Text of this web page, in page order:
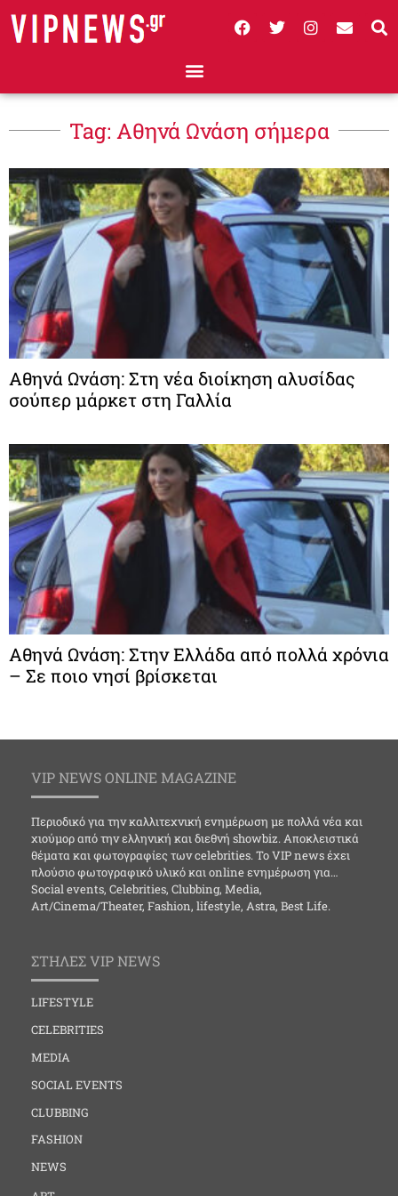
Tag: Αθηνά Ωνάση σήμερα
Αθηνά Ωνάση: Στη νέα διοίκηση αλυσίδας
σούπερ μάρκετ στη Γαλλία
Αθηνά Ωνάση: Στην Ελλάδα από πολλά χρόνια
– Σε ποιο νησί βρίσκεται
VIP NEWS ONLINE MAGAZINE
Περιοδικό για την καλλιτεχνική ενημέρωση με πολλά νέα και
χιούμορ από την ελληνική και διεθνή showbiz. Αποκλειστικά
θέματα και φωτογραφίες των celebrities. Το VIP news έχει
πλούσιο φωτογραφικό υλικό και online ενημέρωση για…
Social events, Celebrities, Clubbing, Media,
Art/Cinema/Theater, Fashion, lifestyle, Astra, Best Life.
ΣΤΗΛΕΣ VIP NEWS
LIFESTYLE
CELEBRITIES
MEDIA
SOCIAL EVENTS
CLUBBING
FASHION
NEWS